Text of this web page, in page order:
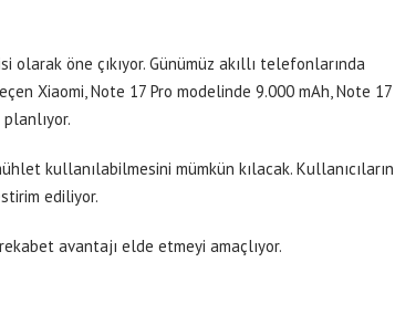
öne çıkıyor. Günümüz akıllı telefonlarında
Xiaomi, Note 17 Pro modelinde 9.000 mAh, Note 17
kullanılabilmesini mümkün kılacak. Kullanıcıların
ediliyor.
avantajı elde etmeyi amaçlıyor.